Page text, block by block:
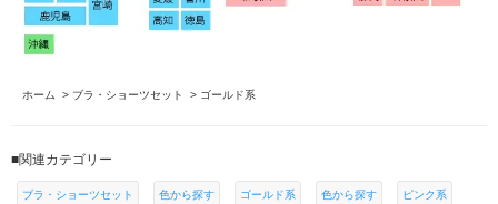
ホーム > ブラ・ショーツセット > ゴールド系
■関連カテゴリー
ブラ・ショーツセット 色から探す ゴールド系 色から探す ピンク系